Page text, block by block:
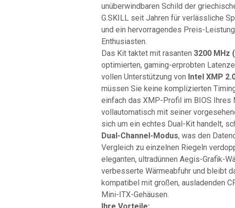
unüberwindbaren Schild der
G.SKILL seit Jahren für verlässliche
und ein hervorragendes Preis-
Enthusiasten.
Das Kit taktet mit rasanten 3200 MHz
optimierten, gaming-erprobten
vollen Unterstützung von Intel XMP
müssen Sie keine komplizierten
einfach das XMP-Profil im BIOS Ihres
vollautomatisch mit seiner
sich um ein echtes Dual-Kit handelt,
Dual-Channel-Modus, was den
Vergleich zu einzelnen Riegeln
eleganten, ultradünnen Aegis-Grafik-
verbesserte Wärmeabfuhr und bleibt
kompatibel mit großen, ausladenden
Mini-ITX-Gehäusen.